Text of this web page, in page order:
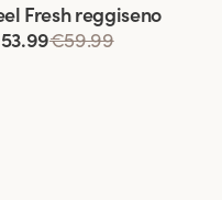
Spalline imbottite
Fresh reggiseno
€59.99